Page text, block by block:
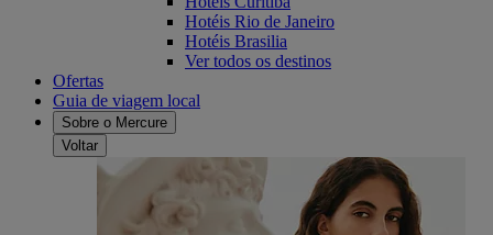
Hotéis Rio de Janeiro
Hotéis Brasilia
Ver todos os destinos
Ofertas
Guia de viagem local
Sobre o Mercure
Voltar